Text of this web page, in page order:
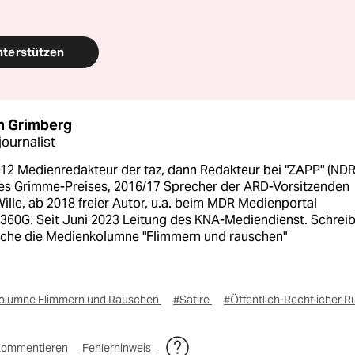
Grimberg
Medienredakteur der taz, dann Redakteur bei "ZAPP"
Grimme-Preises, 2016/17 Sprecher der ARD-Vorsitzenden
ab 2018 freier Autor, u.a. beim MDR Medienportal
Seit Juni 2023 Leitung des KNA-Mediendienst.
die Medienkolumne "Flimmern und rauschen"
Flimmern und Rauschen #Satire #Öffentlich-Rechtlicher
Fehlerhinweis